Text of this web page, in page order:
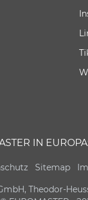
IN
Sitemap
Theodor-